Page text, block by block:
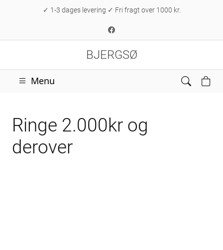
✓ 1-3 dages levering ✓ Fri fragt over 1000 kr.
BJERGSØ
Menu
Ringe 2.000kr og
derover